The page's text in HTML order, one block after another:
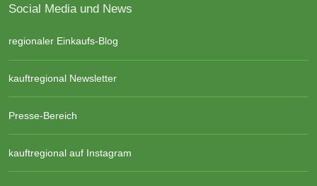
Social Media und News
regionaler Einkaufs-Blog
kauftregional Newsletter
Presse-Bereich
kauftregional auf Instagram